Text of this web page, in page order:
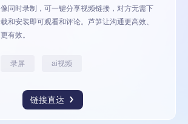
像同时录制，可一键分享视频链接，对方无需下
载和安装即可观看和评论。芦笋让沟通更高效、
更有效。
录屏 ai视频
链接直达